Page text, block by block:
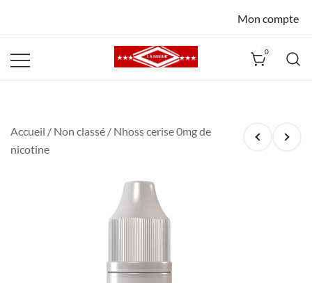
Mon compte
0
Accueil / Non classé / Nhoss cerise 0mg de
nicotine